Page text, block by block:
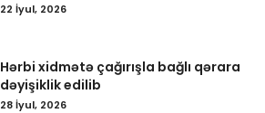
22 İyul, 2026
Hərbi xidmətə çağırışla bağlı qərara
dəyişiklik edilib
28 İyul, 2026